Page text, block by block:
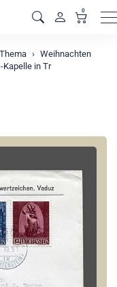
0
Weihnachten
in Tr